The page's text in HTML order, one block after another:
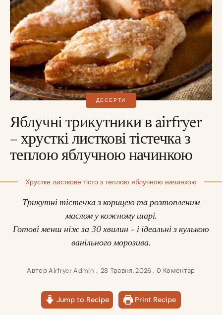
ДЕСЕРТИ
Яблучні трикутники в airfryer
– хрусткі листкові тістечка з
теплою яблучною начинкою
Хрустке листкове тісто з теплою яблучною начинкою
Трикутні тістечка з корицею та розтопленим
маслом у кожному шарі.
Готові менш ніж за 30 хвилин – і ідеальні з кулькою
ванільного морозива.
АвторAirfryer Admin 28 Травня, 2026 0 Коментар
Jump to Recipe Print Recipe